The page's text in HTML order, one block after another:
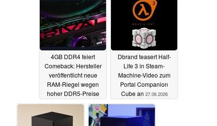
4GB DDR4 feiert
Comeback: Hersteller
veröffentlicht neue
RAM-Riegel wegen
hoher DDR5-Preise
27.06.2026
Dbrand teasert Half-
Life 3 in Steam-
Machine-Video zum
Portal Companion
Cube an 27.06.2026